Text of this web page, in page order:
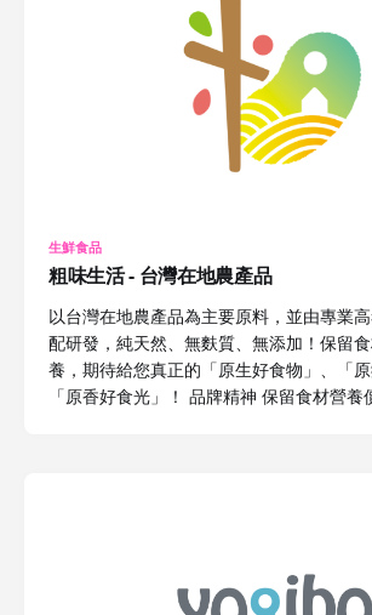
生鮮食品
粗味生活 - 台灣在地農產品
以台灣在地農產品為主要原料，並由專業
配研發，純天然、無麩質、無添加！保留
養，期待給您真正的「原生好食物」、「原
「原香好食光」！ 品牌精神 保留食材營養